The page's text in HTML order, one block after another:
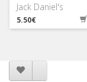
Jack Daniel's
5.50€